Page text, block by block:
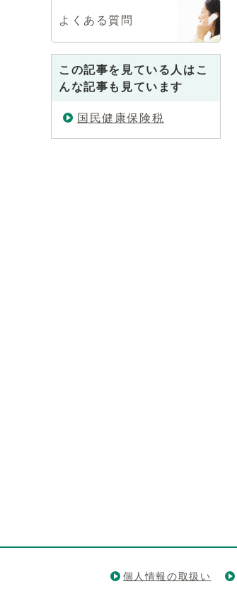
よくある質問
この記事を見ている人はこ
んな記事も見ています
国民健康保険税
個人情報の取扱い